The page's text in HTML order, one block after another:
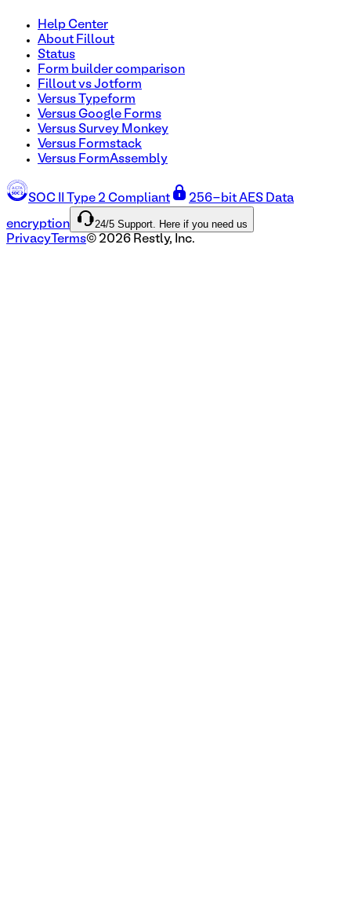
Help Center
About Fillout
Status
Form builder comparison
Fillout vs Jotform
Versus Typeform
Versus Google Forms
Versus Survey Monkey
Versus Formstack
Versus FormAssembly
SOC II Type 2 Compliant 256-bit AES Data
encryption 24/5 Support. Here if you need us
Privacy Terms© 2026 Restly, Inc.